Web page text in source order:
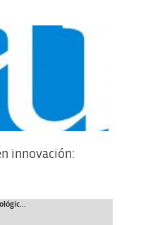
innovación: